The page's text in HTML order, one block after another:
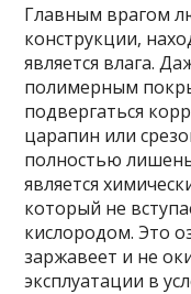
Главным врагом
конструкции,
является влага.
полимерным
подвергаться
царапин или
полностью
является
который не
кислородом. Это
заржавеет и не
эксплуатации в